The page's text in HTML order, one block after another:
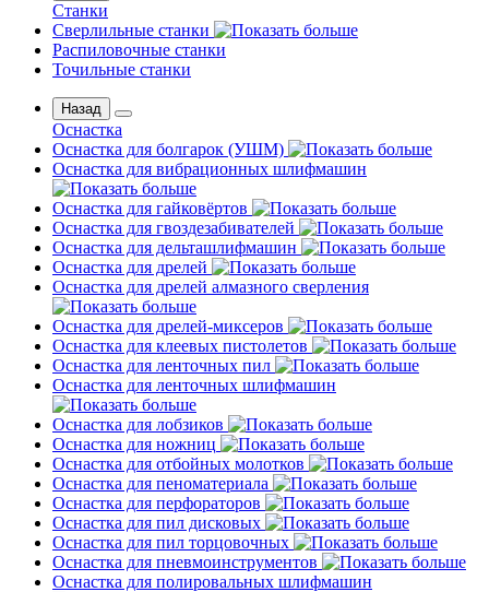
Станки
Сверлильные станки
Распиловочные станки
Точильные станки
Назад
Оснастка
Оснастка для болгарок (УШМ)
Оснастка для вибрационных шлифмашин
Оснастка для гайковёртов
Оснастка для гвоздезабивателей
Оснастка для дельташлифмашин
Оснастка для дрелей
Оснастка для дрелей алмазного сверления
Оснастка для дрелей-миксеров
Оснастка для клеевых пистолетов
Оснастка для ленточных пил
Оснастка для ленточных шлифмашин
Оснастка для лобзиков
Оснастка для ножниц
Оснастка для отбойных молотков
Оснастка для пеноматериала
Оснастка для перфораторов
Оснастка для пил дисковых
Оснастка для пил торцовочных
Оснастка для пневмоинструментов
Оснастка для полировальных шлифмашин